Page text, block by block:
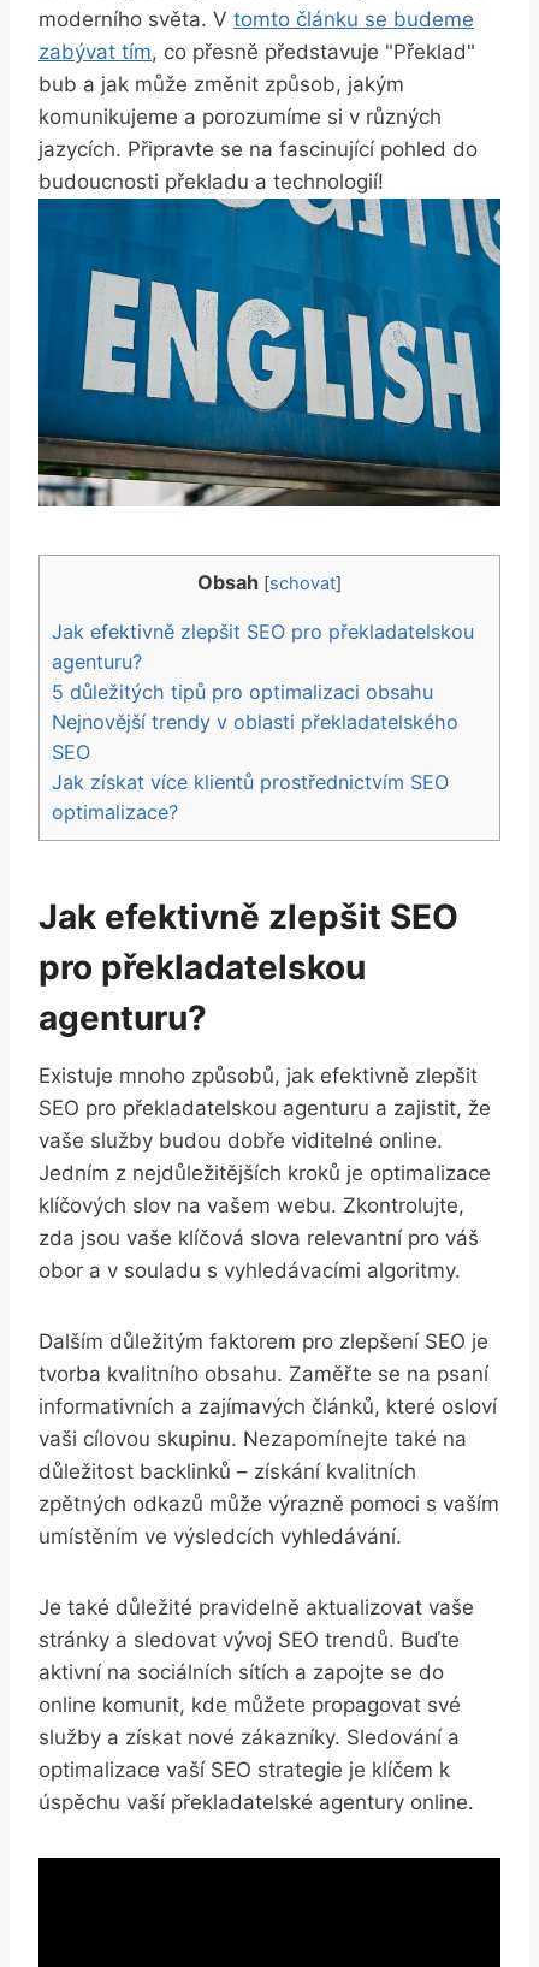
moderního světa. V tomto článku se budeme
zabývat tím, co přesně představuje "Překlad"
bub⁣ a jak může změnit ​způsob, jakým
komunikujeme a porozumíme ‌si v různých
jazycích. Připravte se na ⁢fascinující pohled do
⁤budoucnosti překladu⁤ a technologií!
Obsah [schovat]
Jak efektivně⁣ zlepšit SEO pro překladatelskou
agenturu?
5 důležitých tipů pro optimalizaci obsahu
Nejnovější trendy v oblasti překladatelského
⁤SEO
Jak ⁢získat více klientů prostřednictvím ‌SEO
optimalizace?
Jak efektivně⁣ zlepšit SEO
pro překladatelskou
agenturu?
Existuje‍ mnoho způsobů, ‌jak efektivně zlepšit‍
SEO pro překladatelskou​ agenturu a zajistit, že⁤
vaše služby budou dobře viditelné online.
Jedním z nejdůležitějších‍ kroků​ je optimalizace
klíčových slov ‍na vašem​ webu. ‌Zkontrolujte,‌
zda jsou vaše klíčová slova relevantní⁣ pro váš
obor a v souladu s ​vyhledávacími algoritmy.
Dalším důležitým faktorem pro zlepšení SEO ‍je
tvorba kvalitního obsahu. Zaměřte se na psaní
informativních⁢ a zajímavých článků, které osloví
vaši cílovou⁣ skupinu.‍ Nezapomínejte také na
důležitost backlinků – získání kvalitních
zpětných odkazů může výrazně pomoci s vaším
⁢umístěním ve výsledcích ⁢vyhledávání.
Je také důležité pravidelně aktualizovat ⁢vaše
stránky a sledovat vývoj ⁤SEO trendů. Buďte
aktivní na⁤ sociálních sítích a⁤ zapojte se do
online⁢ komunit, ‌kde můžete propagovat své
⁤služby a získat⁤ nové zákazníky.⁤ Sledování a
optimalizace ⁢vaší⁤ SEO strategie ‌je klíčem k
úspěchu vaší překladatelské agentury ‍online.